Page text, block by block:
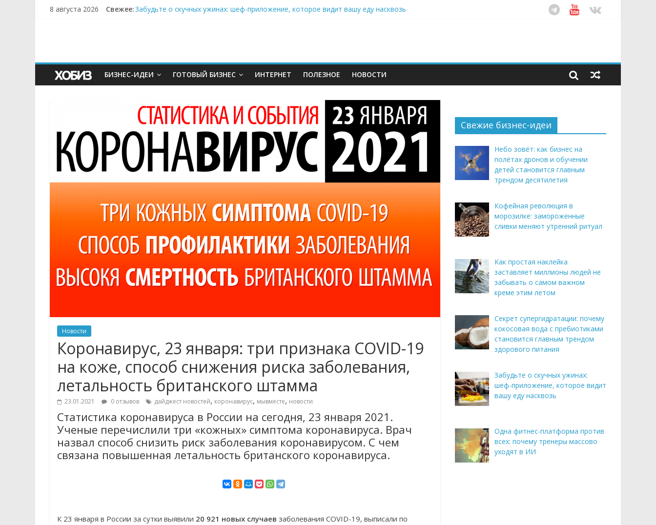
8 августа 2026 Свежее:Забудьте о скучных ужинах: шеф-приложение, которое видит вашу еду насквозь
БИЗНЕС-ИДЕИ ГОТОВЫЙ БИЗНЕС ИНТЕРНЕТ ПОЛЕЗНОЕ НОВОСТИ
Новости
Коронавирус, 23 января: три признака COVID-19
на коже, способ снижения риска заболевания,
летальность британского штамма
23.01.2021 0 отзывов дайджест новостей, коронавирус, мывместе, новости
Статистика коронавируса в России на сегодня, 23 января 2021.
Ученые перечислили три «кожных» симптома коронавируса. Врач
назвал способ снизить риск заболевания коронавирусом. С чем
связана повышенная летальность британского коронавируса.
К 23 января в России за сутки выявили 20 921 новых случаев заболевания COVID-19, выписали по
Свежие бизнес-идеи
Небо зовёт: как бизнес на
полётах дронов и обучении
детей становится главным
трендом десятилетия
Кофейная революция в
морозилке: замороженные
сливки меняют утренний ритуал
Как простая наклейка
заставляет миллионы людей не
забывать о самом важном
креме этим летом
Секрет супергидратации: почему
кокосовая вода с пребиотиками
становится главным трендом
здорового питания
Забудьте о скучных ужинах:
шеф-приложение, которое видит
вашу еду насквозь
Одна фитнес-платформа против
всех: почему тренеры массово
уходят в ИИ